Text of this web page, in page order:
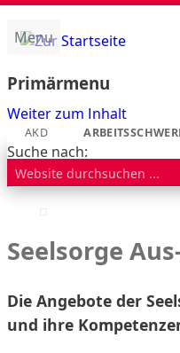
Menu
Amt für kirchliche
Primärmenu
Weiter zum Inhalt
AKD
Suche nach:
Seelsorge
Die Angebote der
und ihre